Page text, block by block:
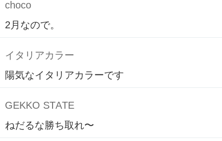
choco
2月なので。
イタリアカラー
陽気なイタリアカラーです
GEKKO STATE
ねだるな勝ち取れ〜